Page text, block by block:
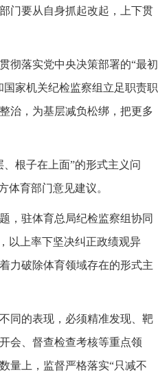
门要从自身抓起改起，上下贯
彻落实党中央决策部署的“最初
家机关纪检监察组立足职责职
治，为基层减负松绑，把更多
根子在上面”的形式主义问
体育部门意见建议。
，驻体育总局纪检监察组协同
以上率下坚决纠正政绩观异
力破除体育领域存在的形式主
同的表现，必须精准发现、靶
会、督查检查考核等重点领
量上，监督严格落实“只减不